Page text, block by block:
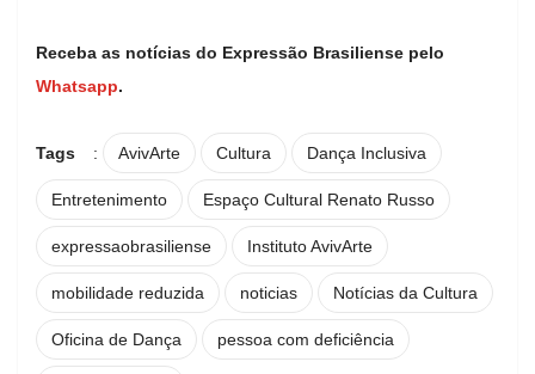
Receba as notícias do Expressão Brasiliense pelo
Whatsapp.
Tags : AvivArte Cultura Dança Inclusiva
Entretenimento Espaço Cultural Renato Russo
expressaobrasiliense Instituto AvivArte
mobilidade reduzida noticias Notícias da Cultura
Oficina de Dança pessoa com deficiência